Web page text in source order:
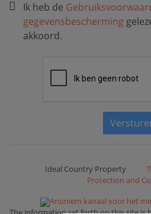
Ik heb de
gegevensbescherming
akkoord.
Ideal Country Property
Protection and
Anoniem kanaal voor het